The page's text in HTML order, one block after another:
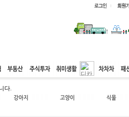
고객센터
다.